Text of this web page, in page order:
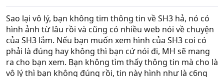
Sao lại vô lý, bạn không tim thông tin về SH3 hả, nó có
hình ảnh từ lâu rồi và cũng có nhiều web nói về chuyện
của SH3 lắm. Nếu bạn muốn xem hình của SH3 coi có
phải là đúng hay không thì bạn cứ nói đi, MH sẽ mang
ra cho bạn xem. Bạn không tìm thấy thông tin mà cho là
vô lý thì bạn không đúng rồi, tin này hình như là c6ng